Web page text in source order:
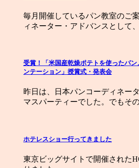
毎月開催しているパン教室のご
ィネーター・アドバンスとして
受賞！「米国産乾燥ポテトを使ったパ
ンテーション」授賞式・発表会
昨日は、日本パンコーディネー
マスパーティーでした。でもそ
ホテレスショー行ってきました
東京ビッグサイトで開催された